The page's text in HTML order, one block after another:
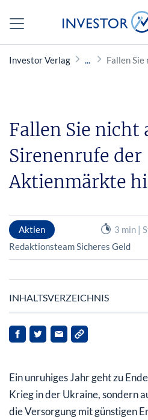
Investor Verlag Fallen
Fallen Sie nicht
Sirenenrufe der
Aktienmärkte
Aktien
3 min |
Redaktionsteam Sicheres Geld
INHALTSVERZEICHNIS
Sie brachten den meisten
Verluste!
Die meisten Anleger haben
nicht verstanden!
Ein unruhiges Jahr geht zu
Krieg in der Ukraine, sondern
die Versorgung mit günstigen